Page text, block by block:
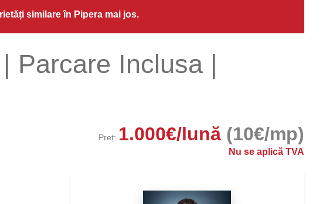
similare în Pipera mai jos.
Parcare Inclusa |
Preț: 1.000€/lună (10€/mp)
Nu se aplică TVA